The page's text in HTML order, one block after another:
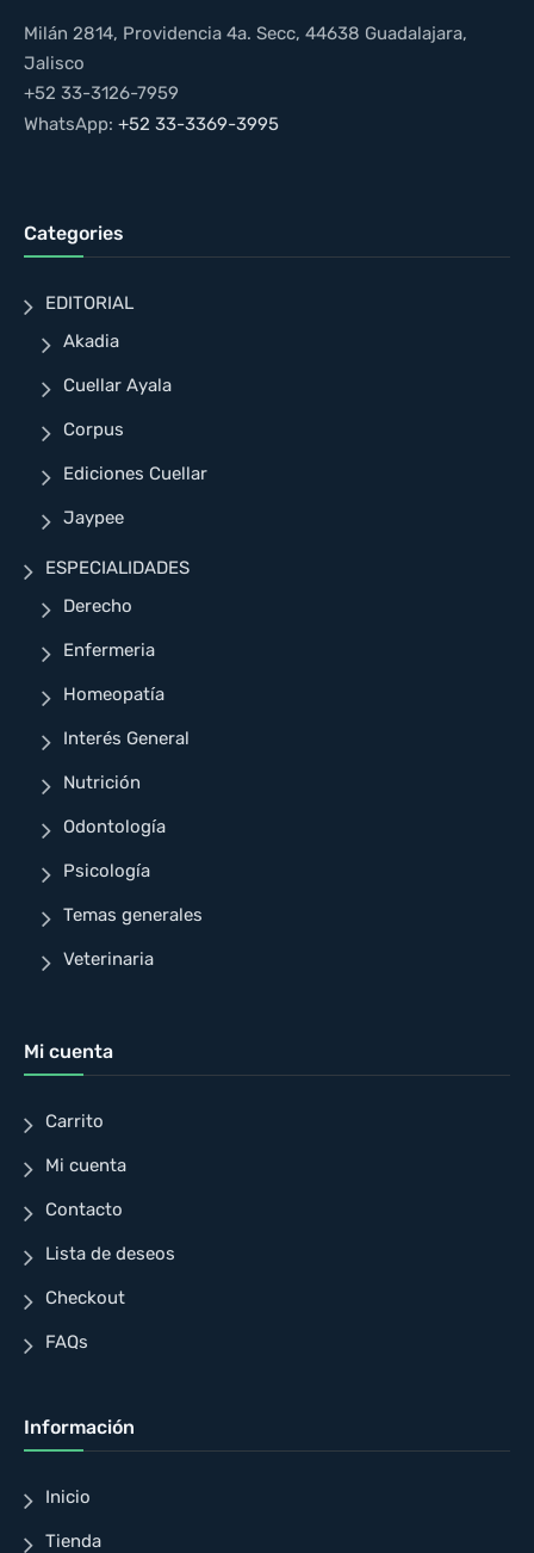
Milán 2814, Providencia 4a. Secc, 44638 Guadalajara,
Jalisco
+52 33-3126-7959
WhatsApp: +52 33-3369-3995
Categories
EDITORIAL
Akadia
Cuellar Ayala
Corpus
Ediciones Cuellar
Jaypee
ESPECIALIDADES
Derecho
Enfermeria
Homeopatía
Interés General
Nutrición
Odontología
Psicología
Temas generales
Veterinaria
Mi cuenta
Carrito
Mi cuenta
Contacto
Lista de deseos
Checkout
FAQs
Información
Inicio
Tienda